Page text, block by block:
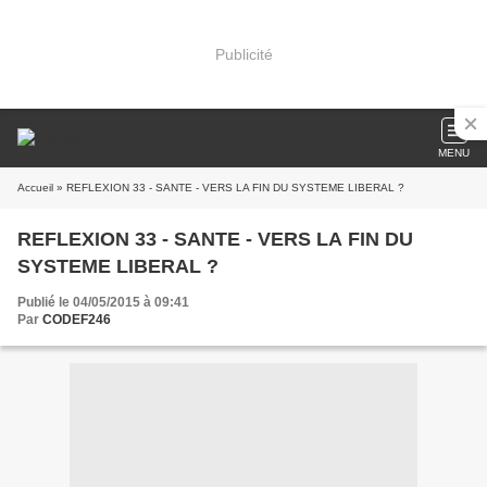
Publicité
MENU
Accueil » REFLEXION 33 - SANTE - VERS LA FIN DU SYSTEME LIBERAL ?
REFLEXION 33 - SANTE - VERS LA FIN DU
SYSTEME LIBERAL ?
Publié le 04/05/2015 à 09:41
Par CODEF246